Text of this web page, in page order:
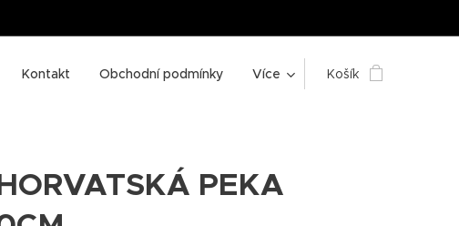
Kontakt Obchodní podmínky Více Košík
PEKA